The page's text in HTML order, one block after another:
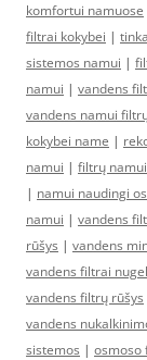
komfortui namuose
filtrai kokybei |
sistemos namui |
namui | vandens
vandens namui
kokybei name |
namui | filtrų
| namui naudingi
namui | vandens
rūšys | vandens
vandens filtrai
vandens filtrų rūšys
vandens
sistemos | osmoso